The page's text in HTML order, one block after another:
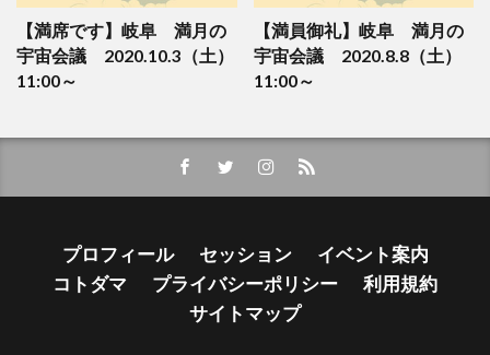
【満席です】岐阜 満月の
宇宙会議 2020.10.3（土）
11:00～
【満員御礼】岐阜 満月の
宇宙会議 2020.8.8（土）
11:00～
プロフィール セッション
イベント案内
コトダマ
プライバシーポリシー
利用規約
サイトマップ